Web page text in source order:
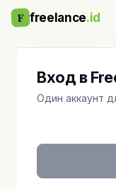
F freelance.id
Вход в
Один аккаунт